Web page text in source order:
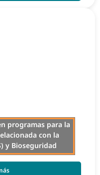
programas para la
con la
y Bioseguridad